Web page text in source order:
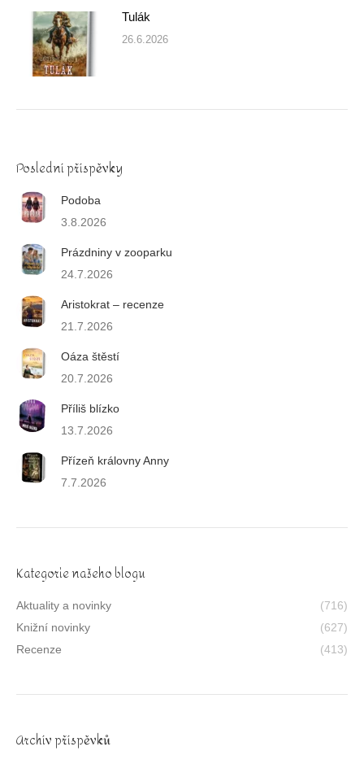
Tulák
26.6.2026
Poslední příspěvky
Podoba
3.8.2026
Prázdniny v zooparku
24.7.2026
Aristokrat – recenze
21.7.2026
Oáza štěstí
20.7.2026
Příliš blízko
13.7.2026
Přízeň královny Anny
7.7.2026
Kategorie našeho blogu
Aktuality a novinky
(716)
Knižní novinky
(627)
Recenze
(413)
Archív příspěvků